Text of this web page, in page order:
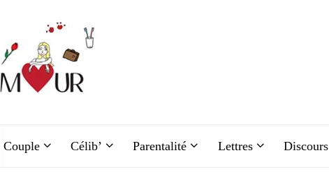
Couple Célib’ Parentalité Lettres Discours